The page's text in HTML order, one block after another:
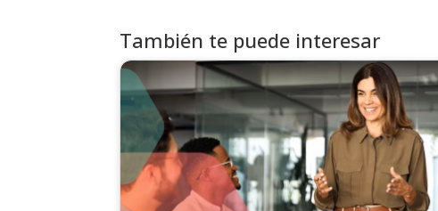
También te puede interesar